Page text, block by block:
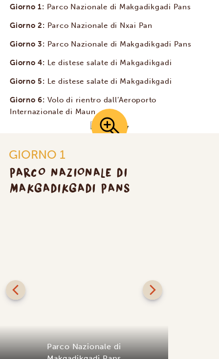
Giorno 1: Parco Nazionale di Makgadikgadi Pans
Giorno 2: Parco Nazionale di Nxai Pan
Giorno 3: Parco Nazionale di Makgadikgadi Pans
Giorno 4: Le distese salate di Makgadikgadi
Giorno 5: Le distese salate di Makgadikgadi
Giorno 6: Volo di rientro dall’Aeroporto
Internazionale di Maun
GIORNO 1
PARCO NAZIONALE DI
MAKGADIKGADI PANS